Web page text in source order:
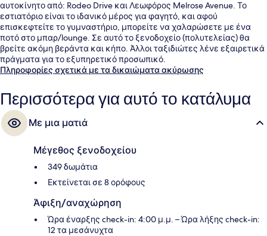
αυτοκίνητο από: Rodeo Drive και Λεωφόρος Melrose Avenue. Το
εστιατόριο είναι το ιδανικό μέρος για φαγητό, και αφού
επισκεφτείτε το γυμναστήριο, μπορείτε να χαλαρώσετε με ένα
ποτό στο μπαρ/lounge. Σε αυτό το ξενοδοχείο (πολυτελείας) θα
βρείτε ακόμη βεράντα και κήπο. Άλλοι ταξιδιώτες λένε εξαιρετικά
πράγματα για το εξυπηρετικό προσωπικό.
Πληροφορίες σχετικά με τα δικαιώματα ακύρωσης
Περισσότερα για αυτό το κατάλυμα
Με μια ματιά
Μέγεθος ξενοδοχείου
349 δωμάτια
Εκτείνεται σε 8 ορόφους
Άφιξη/αναχώρηση
Ώρα έναρξης check-in: 4:00 μ.μ. – Ώρα λήξης check-in:
12 τα μεσάνυχτα